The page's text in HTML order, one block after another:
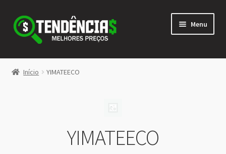
Pular
para
navegação
Pular
para
conteúdo
Menu
LOJA
Início YIMATEECO
YIMATEECO